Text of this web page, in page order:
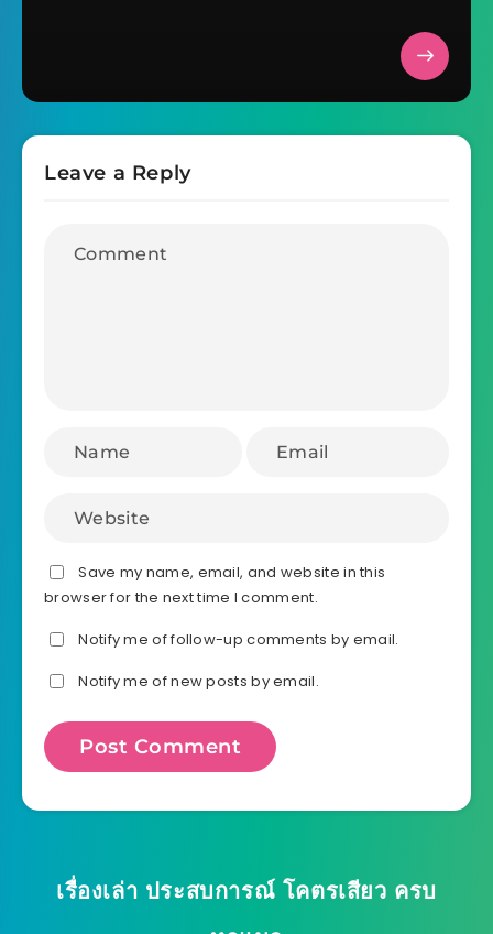
Leave a Reply
Save my name, email, and website in this
browser for the next time I comment.
Notify me of follow-up comments by email.
Notify me of new posts by email.
เรื่องเล่า ประสบการณ์ โคตรเสียว ครบ